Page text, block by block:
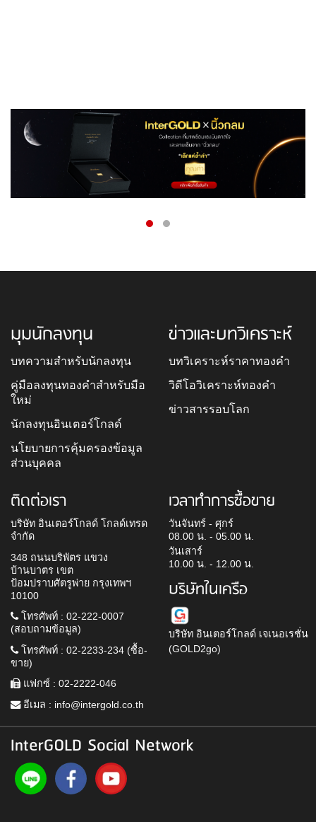
มุมนักลงทุน
บทความสำหรับนักลงทุน
คู่มือลงทุนทองคำสำหรับมือ
ใหม่
นักลงทุนอินเตอร์โกลด์
นโยบายการคุ้มครองข้อมูล
ส่วนบุคคล
ข่าวและบทวิเคราะห์
บทวิเคราะห์ราคาทองคำ
วิดีโอวิเคราะห์ทองคำ
ข่าวสารรอบโลก
ติดต่อเรา
บริษัท อินเตอร์โกลด์ โกลด์เทรด
จำกัด
348 ถนนบริพัตร แขวง
บ้านบาตร เขต
ป้อมปราบศัตรูพ่าย กรุงเทพฯ
10100
โทรศัพท์ : 02-222-0007
(สอบถามข้อมูล)
โทรศัพท์ : 02-2233-234 (ซื้อ-
ขาย)
แฟกซ์ : 02-2222-046
อีเมล : info@intergold.co.th
เวลาทำการซื้อขาย
วันจันทร์ - ศุกร์
08.00 น. - 05.00 น.
วันเสาร์
10.00 น. - 12.00 น.
บริษัทในเครือ
บริษัท อินเตอร์โกลด์ เจเนอเรชั่น
(GOLD2go)
InterGOLD Social Network